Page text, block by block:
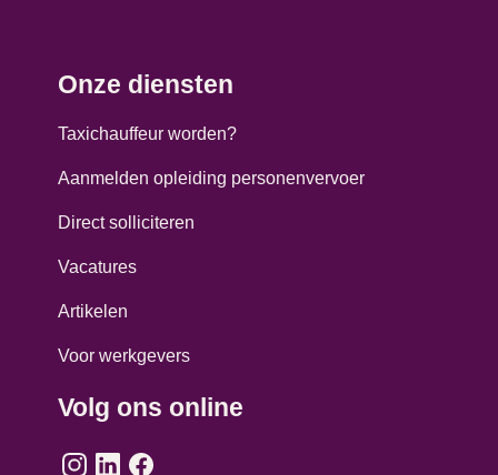
Onze diensten
Taxichauffeur worden?
Aanmelden opleiding personenvervoer
Direct solliciteren
Vacatures
Artikelen
Voor werkgevers
Volg ons online